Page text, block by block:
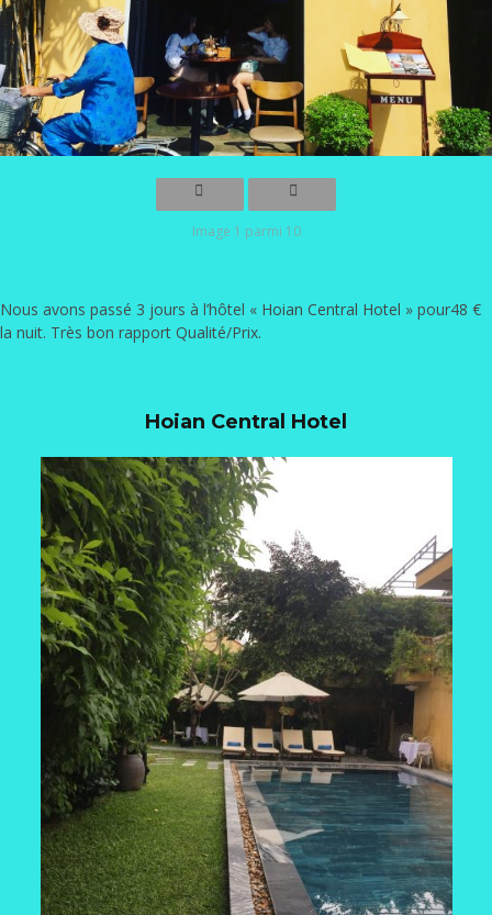
Image 1 parmi 10
Nous avons passé 3 jours à l’hôtel « Hoian Central Hotel » pour48 €
la nuit. Très bon rapport Qualité/Prix.
Hoian Central Hotel